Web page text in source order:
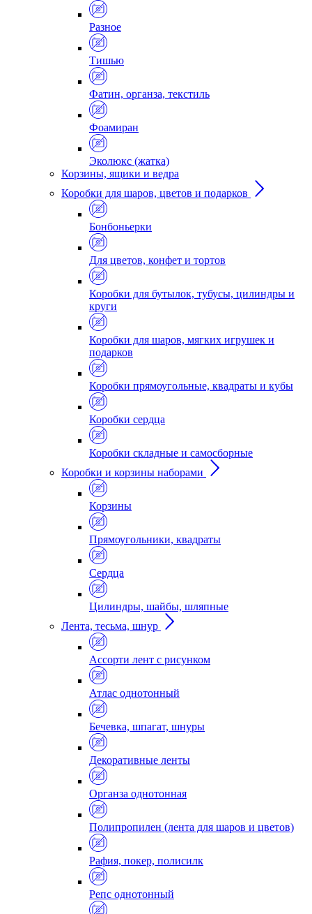
Разное
Тишью
Фатин, органза, текстиль
Фоамиран
Эколюкс (жатка)
Корзины, ящики и ведра
Коробки для шаров, цветов и подарков
Бонбоньерки
Для цветов, конфет и тортов
Коробки для бутылок, тубусы, цилиндры и
круги
Коробки для шаров, мягких игрушек и
подарков
Коробки прямоугольные, квадраты и кубы
Коробки сердца
Коробки складные и самосборные
Коробки и корзины наборами
Корзины
Прямоугольники, квадраты
Сердца
Цилиндры, шайбы, шляпные
Лента, тесьма, шнур
Ассорти лент с рисунком
Атлас однотонный
Бечевка, шпагат, шнуры
Декоративные ленты
Органза однотонная
Полипропилен (лента для шаров и цветов)
Рафия, покер, полисилк
Репс однотонный